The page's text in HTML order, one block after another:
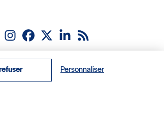
InstagramFacebookX (Twitter)
LinkedinFlux RSS
Locations
Personnaliser